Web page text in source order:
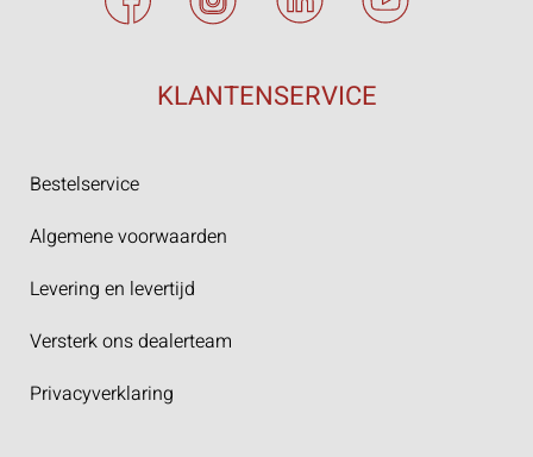
KLANTENSERVICE
Bestelservice
Algemene voorwaarden
Levering en levertijd
Versterk ons dealerteam
Privacyverklaring